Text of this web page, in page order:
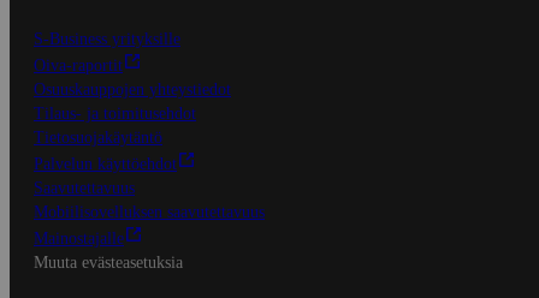
S-Business yrityksille
Oiva-raportit
Osuuskauppojen yhteystiedot
Tilaus- ja toimitusehdot
Tietosuojakäytäntö
Palvelun käyttöehdot
Saavutettavuus
Mobiilisovelluksen saavutettavuus
Mainostajalle
Muuta evästeasetuksia